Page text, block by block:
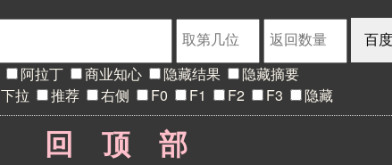
阿拉丁 商业知心 隐藏结果
隐藏摘要
下拉 推荐 右侧 F0 F1 F2 F3 隐藏
回顶部